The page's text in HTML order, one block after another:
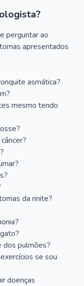
perguntar ao
apresentados
asmática?
mesmo tendo
da rinite?
dos pulmões?
se sou
doenças